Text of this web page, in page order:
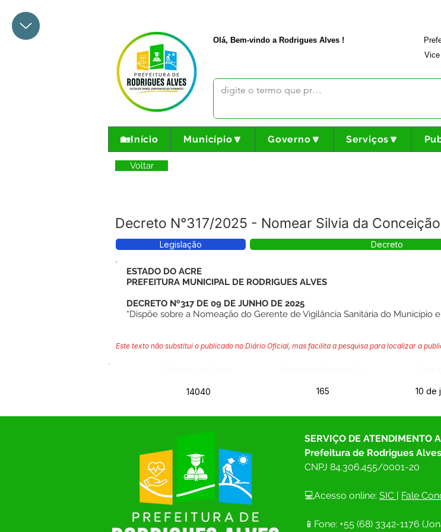
Olá, Bem-vindo a Rodrigues Alves !
Vice
🏡Início Município🔽 Governo🔽 Serviços🔽
Voltar
Decreto N°317/2025 - Nomear Silvia da
Legislação Decreto
ESTADO DO ACRE
PREFEITURA MUNICIPAL DE RODRIGUES ALVES
DECRETO Nº317 DE 09 DE JUNHO DE 2025
“Dispõe sobre a Nomeação do Gerente de Vigilância Sanitária do Município
Este texto não substitui o publicado no Diário Oficial, mas facilita a pesquisa para localizar a
14040 165 10 de
SERVIÇO DE ATENDIMENTO
Prefeitura de Rodrigues
CNPJ 84.306.455/0001-20
💻Acesso online: SIC | Fale
📱Fone: +55 (68) 3342-1176